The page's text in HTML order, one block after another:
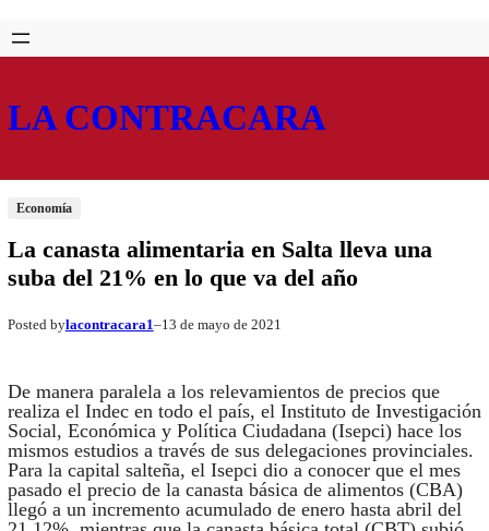
Saltar
al
Skip
to
LA CONTRACARA
Economía
La canasta alimentaria en Salta lleva una
suba del 21% en lo que va del año
Posted bylacontracara1–13 de mayo de 2021
De manera paralela a los relevamientos de precios que
realiza el Indec en todo el país, el Instituto de Investigación
Social, Económica y Política Ciudadana (Isepci) hace los
mismos estudios a través de sus delegaciones provinciales.
Para la capital salteña, el Isepci dio a conocer que el mes
pasado el precio de la canasta básica de alimentos (CBA)
llegó a un incremento acumulado de enero hasta abril del